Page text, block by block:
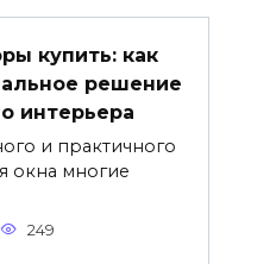
купить: как
решение
интерьера
и практичного
окна многие
249